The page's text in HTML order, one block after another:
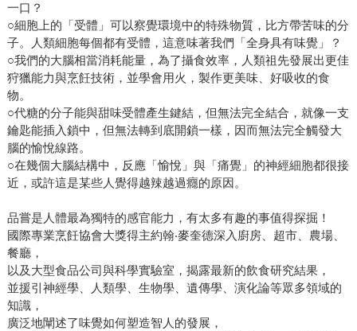
一口？
○細胞上的「受體」可以察覺環境中的特殊物質，比方帶苦味的分
子。人類細胞每個都有受體，這意味著我們「全身具有味覺」？
○我們的大腦相當消耗能量，為了攝食效率，人類祖先發展出更佳
狩獵能力與烹飪技術，並學會用火，製作更美味、好吸收的食
物。
○代糖的分子能與甜味受體產生鍵結，但無法完全結合，就像一支
鑰匙能插入鎖中，但無法轉到底開鎖一樣，因而無法完全觸發大
腦的愉悅線路。
○在幾個大腦結構中，反應「愉悅」與「痛覺」的神經細胞都很接
近，或許這是某些人覺得越辣越過癮的原因。
品嘗是人體最為獨特的感官能力，有太多有趣的事值得探掘！
國際專業烹飪協會大獎得主約翰‧麥奎德深入廚房、超市、農場、
餐廳，
以及大型食品公司與科學實驗室，揭露最新的飲食研究結果，
並援引神經學、人類學、生物學、遺傳學、演化論等眾多領域的
知識，
廣泛地闡述了味覺如何塑造智人的發展，